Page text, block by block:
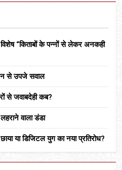
विशेष “किताबों के पन्नों से लेकर अनकही
से उपजे सवाल
से जवाबदेही कब?
वाला डंडा
या डिजिटल युग का नया प्रतिरोध?